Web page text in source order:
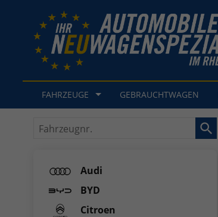
FAHRZEUGE GEBRAUCHTWAGEN
Fahrzeugnr.
Audi
BYD
Citroen